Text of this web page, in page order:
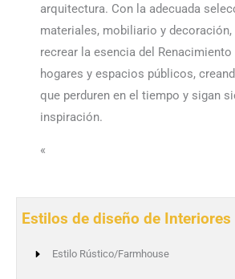
arquitectura. Con la adecuada
materiales, mobiliario y
recrear la esencia del
hogares y espacios públicos,
que perduren en el tiempo y sigan
inspiración.
«
Estilos de diseño de Interiores
Estilo Rústico/Farmhouse